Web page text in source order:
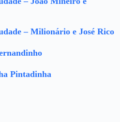
– Milionário e José Rico
Pintadinha